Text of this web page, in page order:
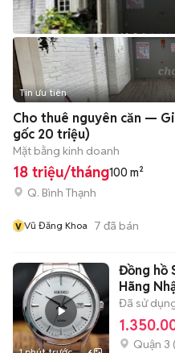
Tin ưu tiên
Cho thuê nguyên căn —
gốc 20 triệu)
Mặt bằng kinh doanh
18 triệu/tháng100 m²
Q. Bình Thạnh
v Vũ Đăng Khoa 7 đã bán
Đồng hồ
Hãng
Đã sử
Quận 3